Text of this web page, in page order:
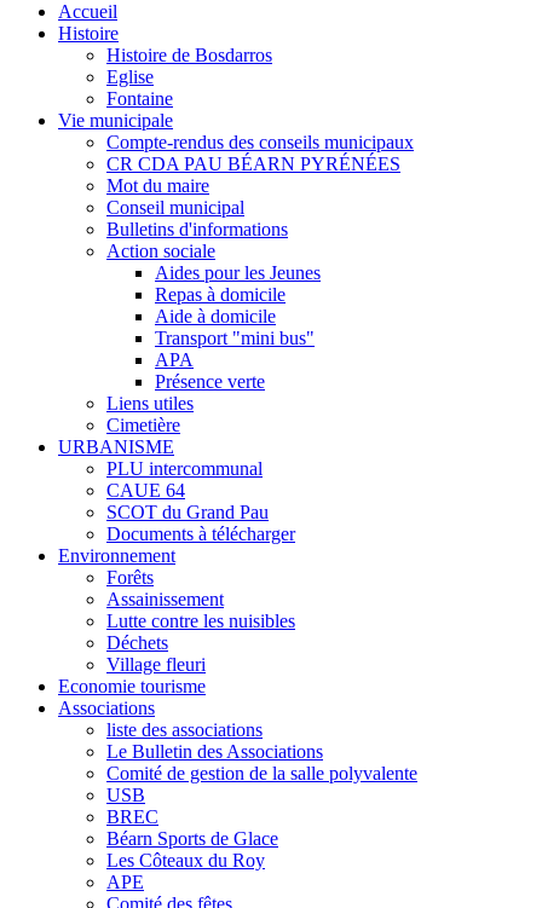
Accueil
Histoire
Histoire de Bosdarros
Eglise
Fontaine
Vie municipale
Compte-rendus des conseils municipaux
CR CDA PAU BÉARN PYRÉNÉES
Mot du maire
Conseil municipal
Bulletins d'informations
Action sociale
Aides pour les Jeunes
Repas à domicile
Aide à domicile
Transport "mini bus"
APA
Présence verte
Liens utiles
Cimetière
URBANISME
PLU intercommunal
CAUE 64
SCOT du Grand Pau
Documents à télécharger
Environnement
Forêts
Assainissement
Lutte contre les nuisibles
Déchets
Village fleuri
Economie tourisme
Associations
liste des associations
Le Bulletin des Associations
Comité de gestion de la salle polyvalente
USB
BREC
Béarn Sports de Glace
Les Côteaux du Roy
APE
Comité des fêtes